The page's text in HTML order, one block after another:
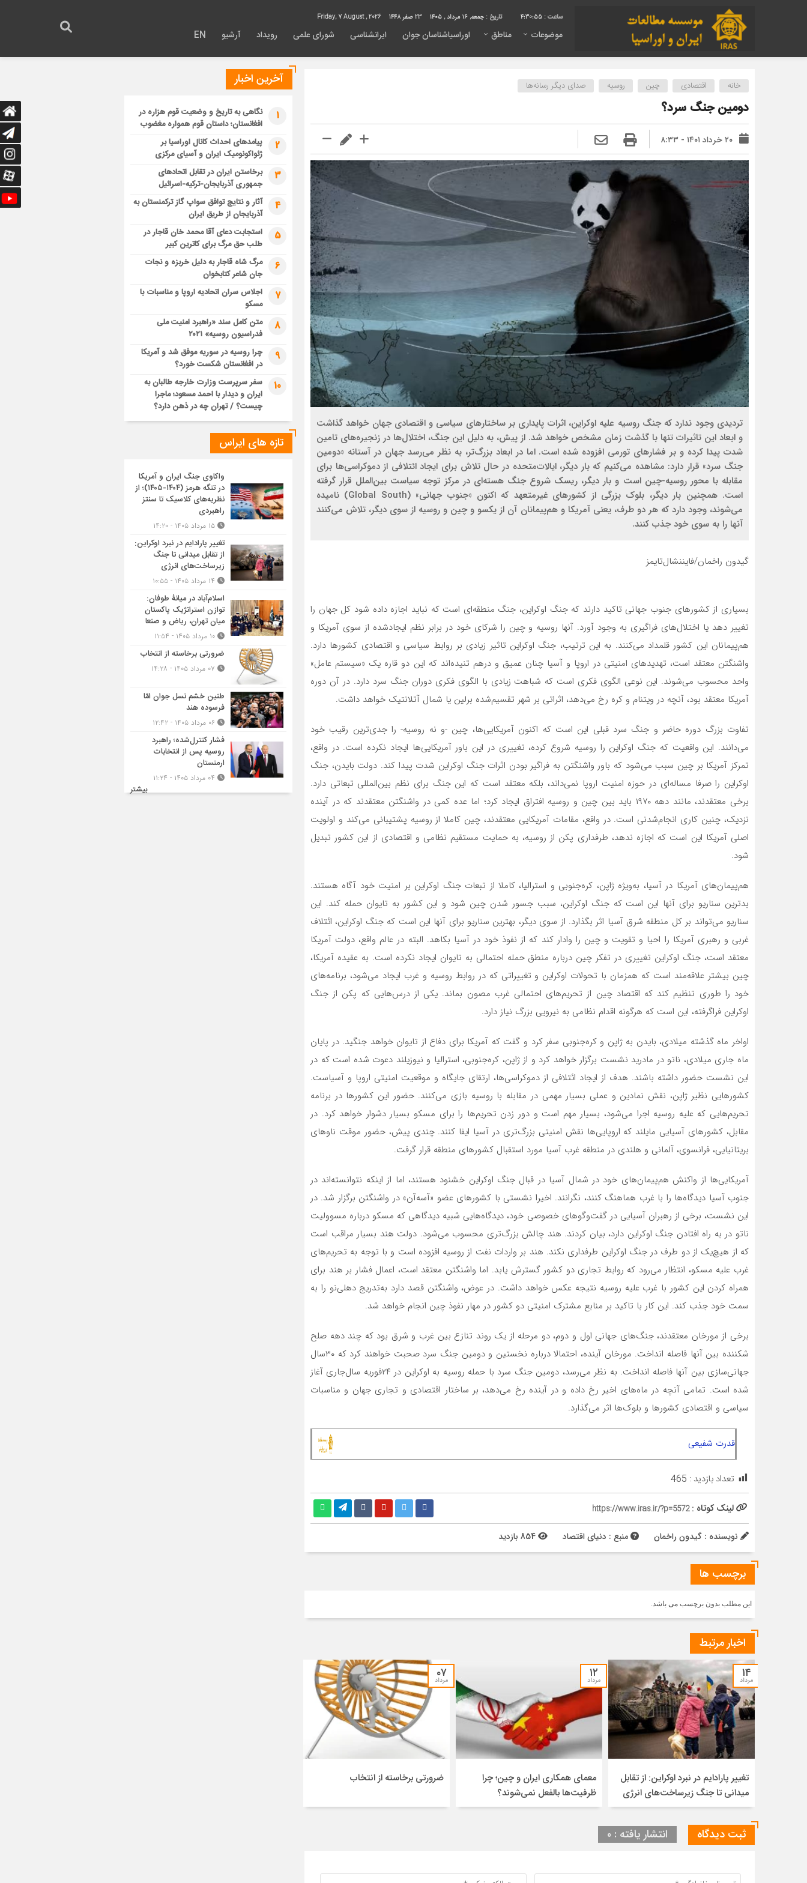
4:30:56 تاریخ : جمعه, ۱۶ مرداد , ۱۴۰۵ 23 صفر 1448
موضوعات مناطق اوراسیاشناسان جوان ایرانشناسی شورای علمی رویداد آرشیو EN
خانه اقتصادی چین روسیه صدای دیگر رسانه‌ها
دومین جنگ سرد؟
۲۰ خرداد ۱۴۰۱ - ۸:۳۳
تردیدی وجود ندارد که جنگ روسیه علیه اوکراین، اثرات پایداری بر ساختارهای سیاسی و اقتصادی جهان خواهد گذاشت
و ابعاد این تاثیرات تنها با گذشت زمان مشخص خواهد شد. از پیش، به دلیل این جنگ، اختلال‌ها در زنجیره‌های تامین
شدت پیدا کرده و بر فشارهای تورمی افزوده شده است. اما در ابعاد بزرگ‌تر، به نظر می‌رسد جهان در آستانه «دومین
جنگ سرد» قرار دارد: مشاهده می‌کنیم که بار دیگر، ایالات‌متحده در حال تلاش برای ایجاد ائتلافی از دموکراسی‌ها برای
مقابله با محور روسیه-چین است و بار دیگر، ریسک شروع جنگ هسته‌ای در مرکز توجه سیاست بین‌الملل قرار گرفته
است. همچنین بار دیگر، بلوک بزرگی از کشورهای غیرمتعهد که اکنون «جنوب جهانی» (Global South) نامیده
می‌شوند، وجود دارد که هر دو طرف، یعنی آمریکا و هم‌‌‌پیمانان آن از یکسو و چین و روسیه از سوی دیگر، تلاش می‌کنند
آنها را به سوی خود جذب کنند.
گیدون راخمان/فایننشال‌تایمز
بسیاری از کشورهای جنوب جهانی تاکید دارند که جنگ اوکراین، جنگ منطقه‌ای است که نباید اجازه داده شود کل جهان را
تغییر دهد یا اختلال‌های فراگیری به وجود آورد. آنها روسیه و چین را شرکای خود در برابر نظم ایجادشده از سوی آمریکا و
هم‌‌‌پیمانان این کشور قلمداد می‌کنند. به این ترتیب، جنگ اوکراین تاثیر زیادی بر روابط سیاسی و اقتصادی کشورها دارد.
واشنگتن معتقد است، تهدیدهای امنیتی در اروپا و آسیا چنان عمیق و درهم تنیده‌اند که این دو قاره یک «سیستم عامل»
واحد محسوب می‌شوند. این نوعی الگوی فکری است که شباهت زیادی با الگوی فکری دوران جنگ سرد دارد. در آن دوره
آمریکا معتقد بود، آنچه در ویتنام و کره رخ می‌دهد، اثراتی بر شهر تقسیم‌شده برلین یا شمال آتلانتیک خواهد داشت.
تفاوت بزرگ دوره حاضر و جنگ سرد قبلی این است که اکنون آمریکایی‌‌‌ها، چین -و نه روسیه- را جدی‌ترین رقیب خود
می‌‌‌دانند. این واقعیت که جنگ اوکراین را روسیه شروع کرده، تغییری در این باور آمریکایی‌‌‌ها ایجاد نکرده است. در واقع،
تمرکز آمریکا بر چین سبب می‌شود که باور واشنگتن به فراگیر بودن اثرات جنگ اوکراین شدت پیدا کند. دولت بایدن، جنگ
اوکراین را صرفا مساله‌ای در حوزه امنیت اروپا نمی‌‌‌داند، بلکه معتقد است که این جنگ برای نظم بین‌المللی تبعاتی دارد.
برخی معتقدند، مانند دهه ۱۹۷۰ باید بین چین و روسیه افتراق ایجاد کرد؛ اما عده کمی در واشنگتن معتقدند که در آینده
نزدیک، چنین کاری انجام‌شدنی است. در واقع، مقامات آمریکایی معتقدند، چین کاملا از روسیه پشتیبانی می‌کند و اولویت
اصلی آمریکا این است که اجازه ندهد، طرفداری پکن از روسیه، به حمایت مستقیم نظامی و اقتصادی از این کشور تبدیل
شود.
هم‌پیمان‌های آمریکا در آسیا، به‌ویژه ژاپن، کره‌جنوبی و استرالیا، کاملا از تبعات جنگ اوکراین بر امنیت خود آگاه هستند.
بدترین سناریو برای آنها این است که جنگ اوکراین، سبب جسور شدن چین شود و این کشور به تایوان حمله کند. این
سناریو می‌تواند بر کل منطقه شرق آسیا اثر بگذارد. از سوی دیگر، بهترین سناریو برای آنها این است که جنگ اوکراین، ائتلاف
غربی و رهبری آمریکا را احیا و تقویت و چین را وادار کند که از نفوذ خود در آسیا بکاهد. البته در عالم واقع، دولت آمریکا
معتقد است، جنگ اوکراین تغییری در تفکر چین درباره منطق حمله احتمالی به تایوان ایجاد نکرده است. به عقیده آمریکا،
چین بیشتر علاقه‌‌‌مند است که همزمان با تحولات اوکراین و تغییراتی که در روابط روسیه و غرب ایجاد می‌شود، برنامه‌های
خود را طوری تنظیم کند که اقتصاد چین از تحریم‌‌‌های احتمالی غرب مصون بماند. یکی از درس‌هایی که پکن از جنگ
اوکراین فراگرفته، این است که هرگونه اقدام نظامی به نیرویی بزرگ نیاز دارد.
اواخر ماه گذشته میلادی، بایدن به ژاپن و کره‌جنوبی سفر کرد و گفت که آمریکا برای دفاع از تایوان خواهد جنگید. در پایان
ماه جاری میلادی، ناتو در مادرید نشست برگزار خواهد کرد و از ژاپن، کره‌جنوبی، استرالیا و نیوزیلند دعوت شده است که در
این نشست حضور داشته باشند. هدف از ایجاد ائتلافی از دموکراسی‌‌‌ها، ارتقای جایگاه و موقعیت امنیتی اروپا و آسیاست.
کشورهایی نظیر ژاپن، نقش نمادین و عملی بسیار مهمی در مقابله با روسیه بازی می‌کنند. حضور این کشورها در برنامه
تحریم‌هایی که علیه روسیه اجرا می‌شود، بسیار مهم است و دور زدن تحریم‌ها را برای مسکو بسیار دشوار خواهد کرد. در
مقابل، کشورهای آسیایی مایلند که اروپایی‌ها نقش امنیتی بزرگ‌تری در آسیا ایفا کنند. چندی پیش، حضور موقت ناوهای
بریتانیایی، فرانسوی، آلمانی و هلندی در منطقه غرب آسیا مورد استقبال کشورهای منطقه قرار گرفت.
آمریکایی‌ها از واکنش هم‌پیمان‌های خود در شمال آسیا در قبال جنگ اوکراین خشنود هستند، اما از اینکه نتوانسته‌اند در
جنوب آسیا دیدگاه‌ها را با غرب هماهنگ کنند، نگرانند. اخیرا نشستی با کشورهای عضو «آ‌سه‌آن» در واشنگتن برگزار شد. در
این نشست، برخی از رهبران آسیایی در گفت‌وگوهای خصوصی خود، دیدگاه‌هایی شبیه دیدگاهی که مسکو درباره مسوولیت
ناتو در به راه افتادن جنگ اوکراین دارد، بیان کردند. هند چالش بزرگ‌تری محسوب می‌شود. دولت هند بسیار مراقب است
که از هیچ‌یک از دو طرف در جنگ اوکراین طرفداری نکند. هند بر واردات نفت از روسیه افزوده است و با توجه به تحریم‌های
غرب علیه مسکو، انتظار می‌رود که روابط تجاری دو کشور گسترش یابد. اما واشنگتن معتقد است، اعمال فشار بر هند برای
همراه کردن این کشور با غرب علیه روسیه نتیجه عکس خواهد داشت. در عوض، واشنگتن قصد دارد به‌تدریج دهلی‌نو را به
سمت خود جذب کند. این کار با تاکید بر منابع مشترک امنیتی دو کشور در مهار نفوذ چین انجام خواهد شد.
برخی از مورخان معتقدند، جنگ‌های جهانی اول و دوم، دو مرحله از یک روند تنازع بین غرب و شرق بود که چند دهه صلح
شکننده بین آنها فاصله انداخت. مورخان آینده، احتمالا درباره نخستین و دومین جنگ سرد صحبت خواهند کرد که ۳۰سال
جهانی‌‌‌سازی بین آنها فاصله انداخت. به نظر می‌رسد، دومین جنگ سرد با حمله روسیه به اوکراین در ۲۴فوریه سال‌جاری آغاز
شده است. تمامی آنچه در ماه‌‌‌های اخیر رخ داده و در آینده رخ می‌دهد، بر ساختار اقتصادی و تجاری جهان و مناسبات
سیاسی و اقتصادی کشورها و بلوک‌ها اثر می‌گذارد.
قدرت شفیعی
تعداد بازدید : 465
لینک کوتاه :https://www.iras.ir/?p=5572
نویسنده : گیدون راخمان منبع : دنیای اقتصاد
برچسب ها
این مطلب بدون برچسب می باشد.
اخبار مرتبط
۱۴
مرداد
تغییر پارادایم در نبرد اوکراین: از تقابل
میدانی تا جنگ زیرساخت‌های انرژی
۱۲
مرداد
معمای همکاری ایران و چین؛ چرا
ظرفیت‌ها بالفعل نمی‌شوند؟
۰۷
مرداد
ضرورتی برخاسته از انتخاب
ثبت دیدگاه انتشار یافته : ۰
آخرین اخبار
1
نگاهی به تاریخ و وضعیت قوم هزاره در
افغانستان؛ داستان قوم همواره مغضوب
2
پیامدهای احداث کانال اوراسیا بر
ژئواکونومیک ایران و آسیای مرکزی
3
برخاستن ایران در تقابل اتحادهای
جمهوری آذربایجان-ترکیه-اسرائیل
4
آثار و نتایج توافق سواپ گاز ترکمنستان به
آذربایجان از طریق ایران
5
استجابت دعای آقا محمد خان قاجار در
طلب حق مرگ برای کاترین کبیر
6
مرگ شاه قاجار به دلیل خربزه و نجات
جان شاعر کتابخوان
7
اجلاس سران اتحادیه اروپا و مناسبات با
مسکو
8
متن کامل سند «راهبرد امنیت ملی
فدراسیون روسیه» ۲۰۲۱
9
چرا روسیه در سوریه موفق شد و آمریکا
در افغانستان شکست خورد؟
10
سفر سرپرست وزارت خارجه طالبان به
ایران و دیدار با احمد مسعود؛ ماجرا
چیست؟ / تهران چه در ذهن دارد؟
تازه های ایراس
واکاوی جنگ ایران و آمریکا
در تنگه هرمز (۱۴۰۴-۱۴۰۵)؛ از
نظریه‌های کلاسیک تا سنتز
راهبردی
تغییر پارادایم در نبرد اوکراین:
از تقابل میدانی تا جنگ
زیرساخت‌های انرژی
اسلام‌آباد در میانۀ طوفان:
توازن استراتژیک پاکستان
میان تهران، ریاض و صنعا
ضرورتی برخاسته از انتخاب
طنین خشم نسل جوان امّا
فرسوده هند
فشار کنترل‌شده؛ راهبرد
روسیه پس از انتخابات
ارمنستان
بیشتر